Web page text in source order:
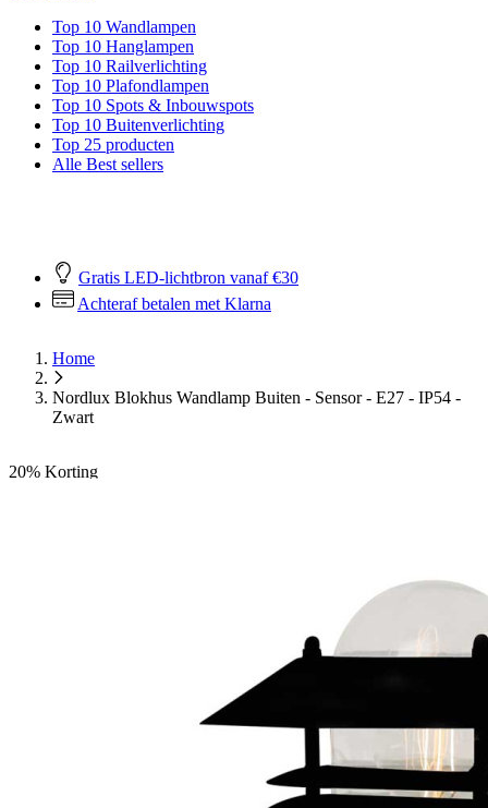
Top 10 Wandlampen
Top 10 Hanglampen
Top 10 Railverlichting
Top 10 Plafondlampen
Top 10 Spots & Inbouwspots
Top 10 Buitenverlichting
Top 25 producten
Alle Best sellers
Gratis LED-lichtbron vanaf €30
Achteraf betalen met Klarna
Home
Nordlux Blokhus Wandlamp Buiten - Sensor - E27 - IP54 -
Zwart
20% Korting